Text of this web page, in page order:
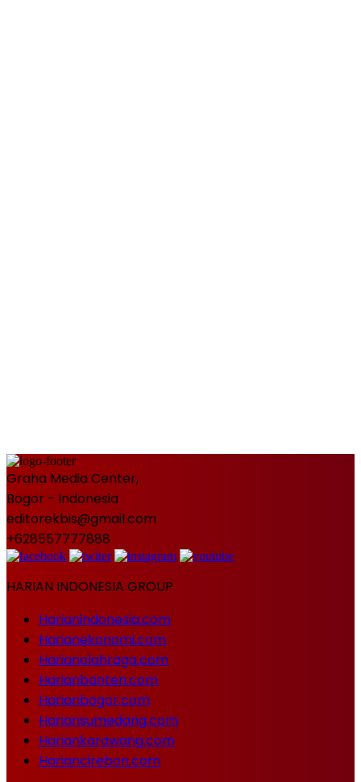
Graha Media Center,
Bogor - Indonesia
editorekbis@gmail.com
+628557777888
HARIAN INDONESIA GROUP
Harianindonesia.com
Harianekonomi.com
Harianolahraga.com
Harianbanten.com
Harianbogor.com
Hariansumedang.com
Hariankarawang.com
Hariancirebon.com